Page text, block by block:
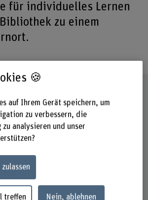
für individuelles Lernen
zu einem
🍪
auf Ihrem Gerät speichern, um
zu verbessern, die
analysieren und unser
zulassen
treffen Nein, ablehnen